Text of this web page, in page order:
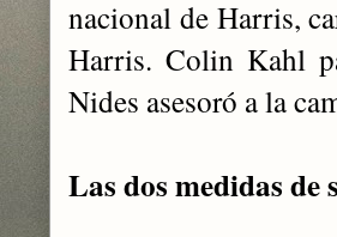
nacional de Harris,
Harris. Colin Kahl
Nides asesoró a la
Las dos medidas de